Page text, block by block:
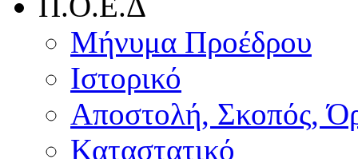
Μήνυμα Προέδρου
Ιστορικό
Αποστολή, Σκοπός,
Καταστατικό